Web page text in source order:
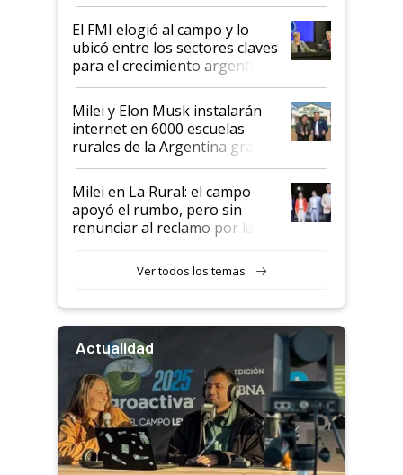
de Milei
El FMI elogió al campo y lo
ubicó entre los sectores claves
para el crecimiento argentino
Milei y Elon Musk instalarán
internet en 6000 escuelas
rurales de la Argentina gracias
a un acuerdo con Starlink
Milei en La Rural: el campo
apoyó el rumbo, pero sin
renunciar al reclamo por las
Ver todos los temas
Actualidad